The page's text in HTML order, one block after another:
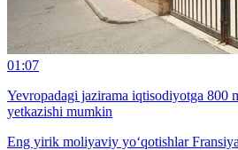
01:07
Yevropadagi jazirama iqtisodiyotga 800
yetkazishi mumkin
Eng yirik moliyaviy yo‘qotishlar